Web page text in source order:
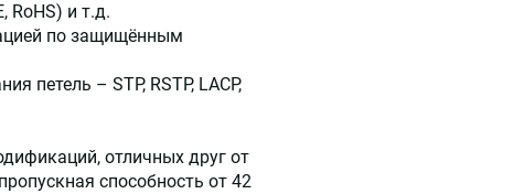
RoHS) и т.д.
по защищённым
петель – STP, RSTP, LACP,
отличных друг от
способность от 42